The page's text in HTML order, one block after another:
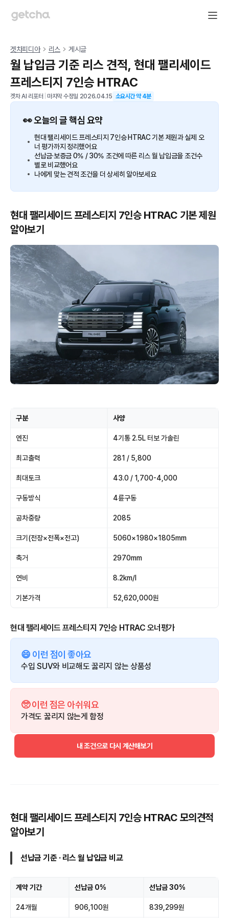
겟차피디아 리스 게시글
월 납입금 기준 리스 견적, 현대 팰리세이드
프레스티지 7인승 HTRAC
겟차 AI 리포터 마지막 수정일 2026.04.15 소요시간 약4분
👀 오늘의 글 핵심 요약
현대 팰리세이드 프레스티지 7인승 HTRAC 기본 제원과 실제 오
너 평가까지 정리했어요
선납금·보증금 0% / 30% 조건에 따른 리스 월 납입금을 조건수
별로 비교했어요
나에게 맞는 견적 조건을 더 상세히 알아보세요
현대 팰리세이드 프레스티지 7인승 HTRAC 기본 제원
알아보기
구분 사양
엔진 4기통 2.5L 터보 가솔린
최고출력 281 / 5,800
최대토크 43.0 / 1,700-4,000
구동방식 4륜구동
공차중량 2085
크기(전장×전폭×전고) 5060×1980×1805mm
축거 2970mm
연비 8.2km/l
기본가격 52,620,000원
현대 팰리세이드 프레스티지 7인승 HTRAC 오너평가
😄 이런 점이 좋아요
수입 SUV와 비교해도 꿇리지 않는 상품성
🥺 이런 점은 아쉬워요
가격도 꿇리지 않는게 함정
내 조건으로 다시 계산해보기
현대 팰리세이드 프레스티지 7인승 HTRAC 모의견적
알아보기
선납금 기준 · 리스 월 납입금 비교
계약 기간 선납금 0% 선납금 30%
24개월 906,100원 839,299원